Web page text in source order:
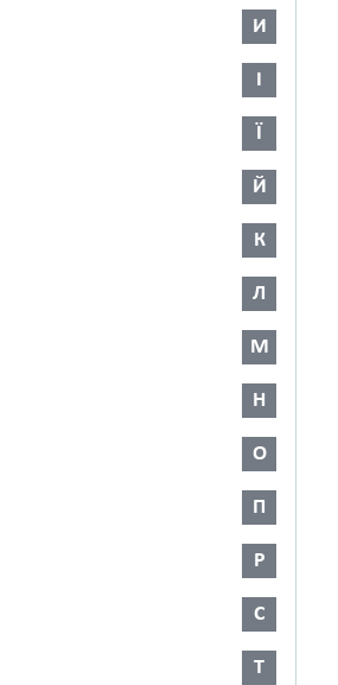
И
І
Ї
Й
К
Л
М
Н
О
П
Р
С
Т